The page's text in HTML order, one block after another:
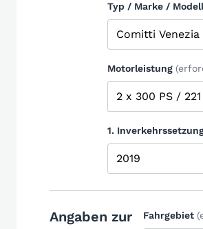
Typ / Marke / Modell
Motorleistung
1.
Angaben zur
Fahrgebiet